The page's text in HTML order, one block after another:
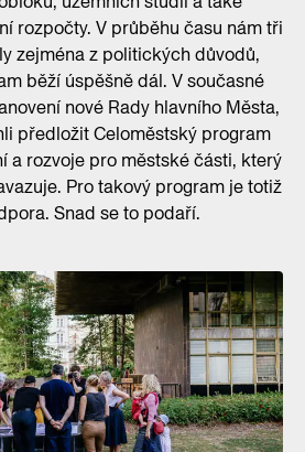
rozpočty. V průběhu času nám tři
zejména z politických důvodů,
běží úspěšně dál. V současné
nové Rady hlavního Města,
předložit Celoměstský program
a rozvoje pro městské části, který
Pro takový program je totiž
Snad se to podaří.